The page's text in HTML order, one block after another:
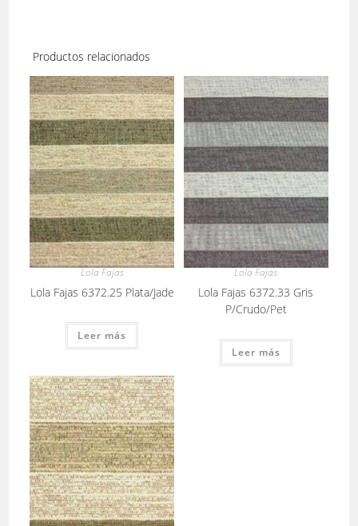
Productos relacionados
Lola Fajas
Lola Fajas 6372.25 Plata/Jade
Leer más
Lola Fajas
Lola Fajas 6372.33 Gris
P/Crudo/Pet
Leer más